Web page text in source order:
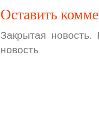
Оставить
Закрытая
новость